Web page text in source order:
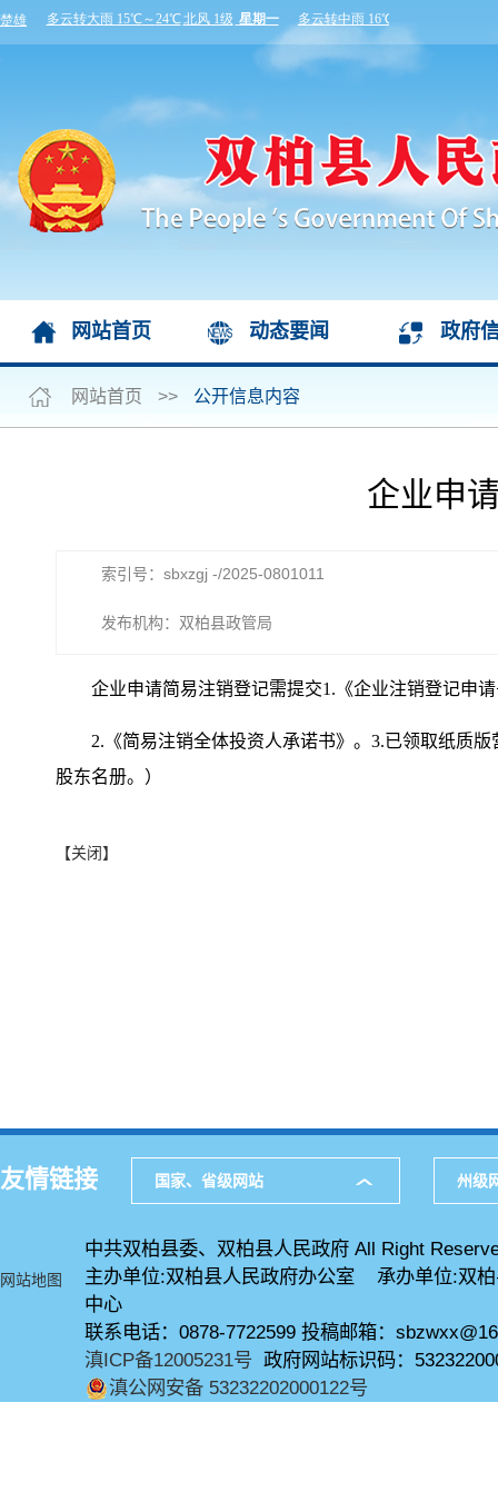
网站首页 动态要闻 政府
网站首页 >> 公开信息内容
企业申
索引号：sbxzgj -/2025-0801011
发布机构：双柏县政管局
企业申请简易注销登记需提交1.《企业注销登记申
2.《简易注销全体投资人承诺书》。3.已领取纸质
股东名册。）
【关闭】
友情链接 国家、省级网站 州级
网站地图
中共双柏县委、双柏县人民政府 All Right
主办单位:双柏县人民政府办公室 承办单位:双
中心
联系电话：0878-7722599 投稿邮箱：
滇ICP备12005231号 政府网站标识码：
滇公网安备 53232202000122号